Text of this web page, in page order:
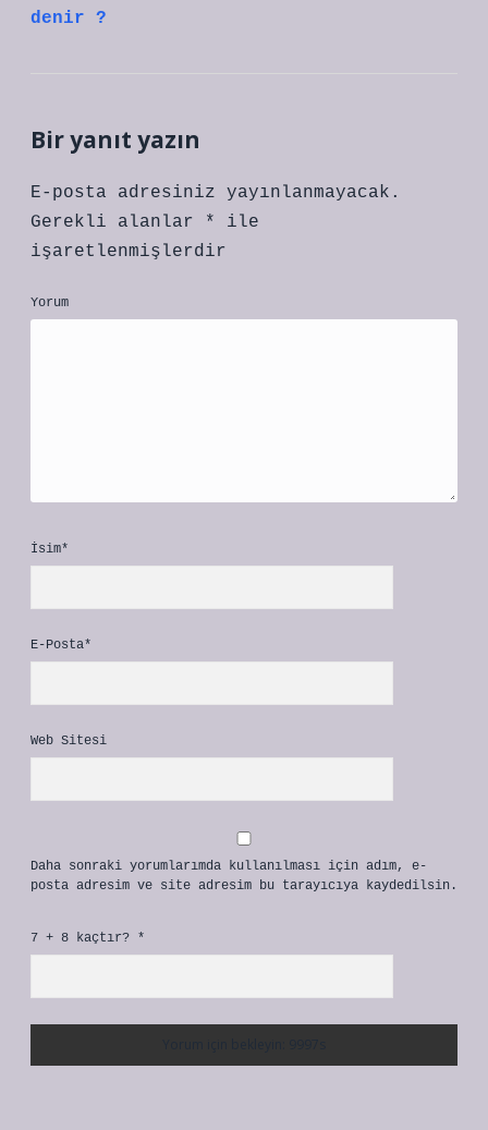
denir ?
Bir yanıt yazın
E-posta adresiniz yayınlanmayacak.
Gerekli alanlar
*
ile
işaretlenmişlerdir
Yorum
İsim*
E-Posta*
Web Sitesi
Daha sonraki yorumlarımda kullanılması için adım, e-
posta adresim ve site adresim bu tarayıcıya kaydedilsin.
7 + 8 kaçtır? *